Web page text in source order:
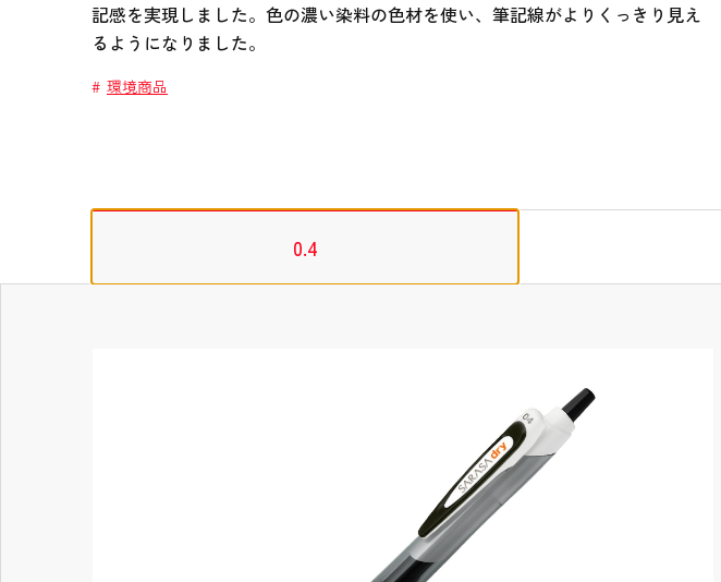
記感を実現しました。色の濃い染料の色材を使い、筆記線がよりくっきり見え
るようになりました。
環境商品
0.4